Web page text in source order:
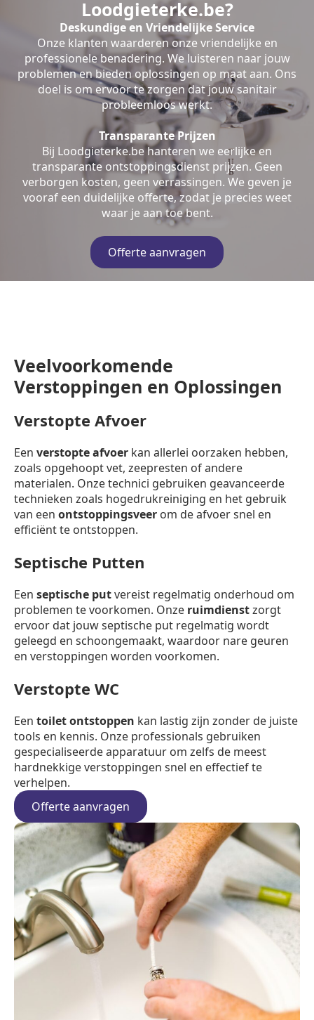
Loodgieterke.be?
Deskundige en Vriendelijke Service
Onze klanten waarderen onze vriendelijke en
professionele benadering. We luisteren naar jouw
problemen en bieden oplossingen op maat aan. Ons
doel is om ervoor te zorgen dat jouw sanitair
probleemloos werkt.
Transparante Prijzen
Bij Loodgieterke.be hanteren we eerlijke en
transparante ontstoppingsdienst prijzen. Geen
verborgen kosten, geen verrassingen. We geven je
vooraf een duidelijke offerte, zodat je precies weet
waar je aan toe bent.
Offerte aanvragen
Veelvoorkomende
Verstoppingen en Oplossingen
Verstopte Afvoer
Een verstopte afvoer kan allerlei oorzaken hebben,
zoals opgehoopt vet, zeepresten of andere
materialen. Onze technici gebruiken geavanceerde
technieken zoals hogedrukreiniging en het gebruik
van een ontstoppingsveer om de afvoer snel en
efficiënt te ontstoppen.
Septische Putten
Een septische putvereist regelmatig onderhoud om
problemen te voorkomen. Onze ruimdienstzorgt
ervoor dat jouw septische put regelmatig wordt
geleegd en schoongemaakt, waardoor nare geuren
en verstoppingen worden voorkomen.
Verstopte WC
Een toilet ontstoppen kan lastig zijn zonder de juiste
tools en kennis. Onze professionals gebruiken
gespecialiseerde apparatuur om zelfs de meest
hardnekkige verstoppingen snel en effectief te
verhelpen.
Offerte aanvragen